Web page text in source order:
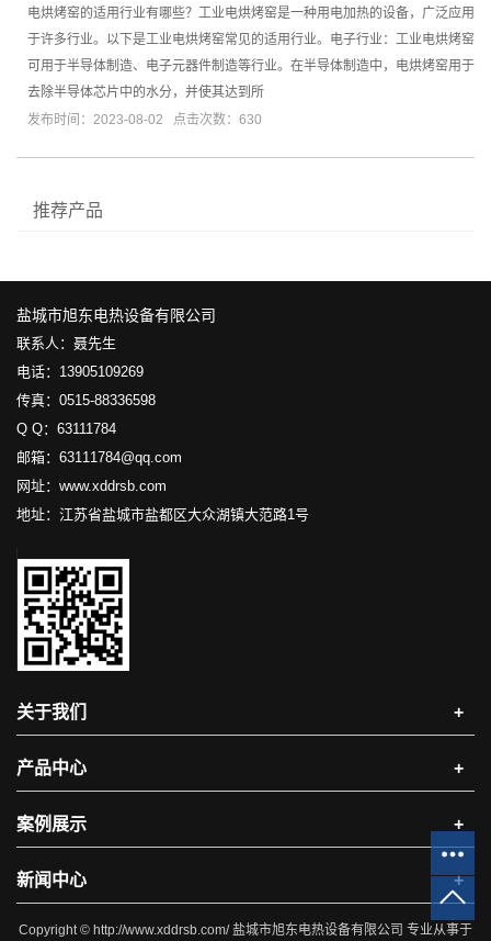
电烘烤窑的适用行业有哪些？工业电烘烤窑是一种用电加热的设备，广泛应用
于许多行业。以下是工业电烘烤窑常见的适用行业。电子行业：工业电烘烤窑
可用于半导体制造、电子元器件制造等行业。在半导体制造中，电烘烤窑用于
去除半导体芯片中的水分，并使其达到所
发布时间：2023-08-02 点击次数：630
推荐产品
盐城市旭东电热设备有限公司
联系人：聂先生
电话：13905109269
传真：0515-88336598
Q Q：63111784
邮箱：63111784@qq.com
网址：www.xddrsb.com
地址：江苏省盐城市盐都区大众湖镇大范路1号
关于我们 +
产品中心 +
案例展示 +
新闻中心 +
Copyright © http://www.xddrsb.com/ 盐城市旭东电热设备有限公司 专业从事于